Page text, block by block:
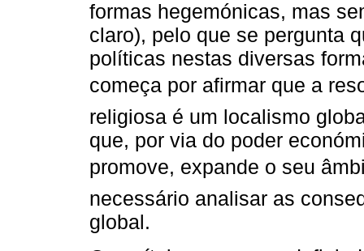
formas hegemónicas, mas
claro), pelo que se pergunta
políticas nestas diversas
começa por afirmar que a
religiosa é um localismo
que, por via do poder
promove, expande o seu
necessário analisar as
global.